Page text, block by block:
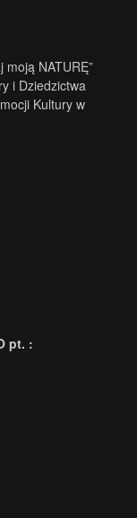
NATURĘ”
i Dziedzictwa
Kultury w
pt. :